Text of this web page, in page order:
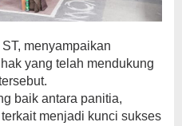
menyampaikan
yang telah mendukung
baik antara panitia,
menjadi kunci sukses